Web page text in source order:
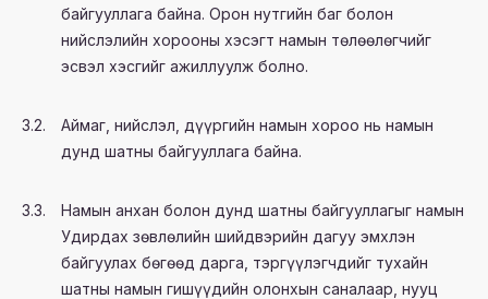
байгууллага байна. Орон нутгийн баг болон
нийслэлийн хорооны хэсэгт намын төлөөлөгчийг
эсвэл хэсгийг ажиллуулж болно.
3.2.
Аймаг, нийслэл, дүүргийн намын хороо нь намын
дунд шатны байгууллага байна.
3.3.
Намын анхан болон дунд шатны байгууллагыг намын
Удирдах зөвлөлийн шийдвэрийн дагуу эмхлэн
байгуулах бөгөөд дарга, тэргүүлэгчдийг тухайн
шатны намын гишүүдийн олонхын саналаар, нууц